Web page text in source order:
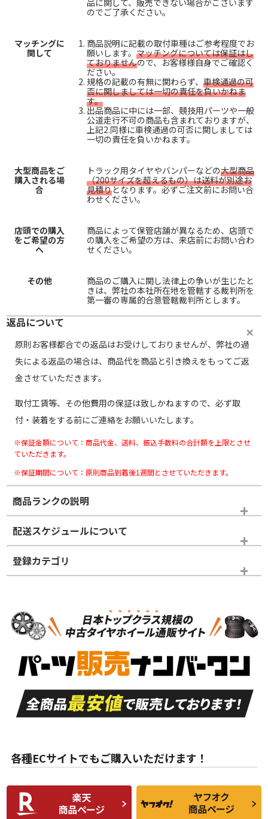
のでご了承ください。
マッチングに
関して
商品説明に記載の取付車種はご参考程度でお
願いします。 マッチングについては保証はし
ておりませんので、お客様様自身でご確認く
ださい。
規格の記載の有無に関わらず、 車検通過の可
否に関しましては一切の責任を負いかねま
す。
出品商品に中には一部、競技用パーツや一般
公道走行不可の商品も含まれておりますが、
上記2.同様に車検通過の可否に関しましては
一切の責任を負いかねます。
大型商品をご
購入される場
合
トラック用タイヤやバンパーなどの大型商品
（200サイズを超えるもの）は送料が別途お
見積りとなります。必ずご注文前にお問い合
わせください。
店頭での購入
をご希望の方
へ
商品によって保管店舗が異なるため、店頭で
の購入をご希望の方は、来店前にお問い合わ
せください。
その他
商品のご購入に関し法律上の争いが生じたと
きは、弊社の本社所在地を管轄する裁判所を
第一審の専属的合意管轄裁判所とします。
返品について
原則お客様都合での返品はお受けしておりませんが、弊社の過
失による返品の場合は、商品代を商品と引き換えをもってご返
金させていただきます。
取付工賃等、その他費用の保証は致しかねますので、必ず取
付・装着をする前にご連絡をお願いいたします。
※保証金額について：商品代金、送料、振込手数料の合計額を上限とさせ
ていただきます。
※保証期間について：原則商品到着後1週間とさせていただきます。
商品ランクの説明
※商品ランクは出品者の主観により判断しておりますので、あら
かじめご了承ください。
ホイールランク
S
品）
S
新車外し品（新古
付き
A
走行距離も少なく、
目立つ傷もほとんど
ない中古品
A
走行距離も少なく、
非常に状態の良い中
古品
な中古品
んどない中古品
C
比較的きれいな中古
品
C
られるが、使用に問
題のない中古品
配送スケジュールについて
登録カテゴリ
スタッドレスタイヤホイールセット
各種ECサイトでもご購入いただけます！